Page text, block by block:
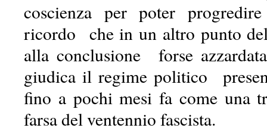
coscienza per poter
ricordo che in un altro punto
alla conclusione forse
giudica il regime politico
fino a pochi mesi fa come una
farsa del ventennio fascista.